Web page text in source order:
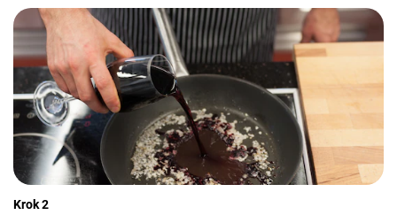
Krok 2